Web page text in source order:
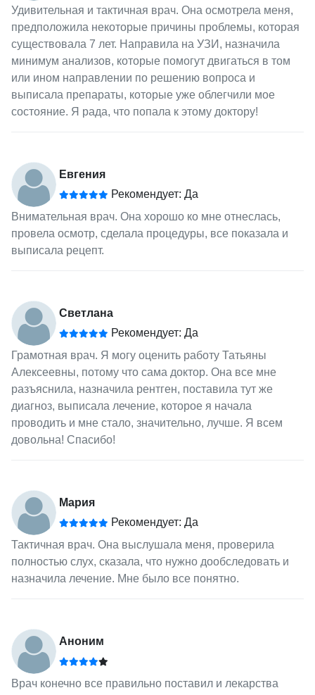
Удивительная и тактичная врач. Она осмотрела меня,
предположила некоторые причины проблемы, которая
существовала 7 лет. Направила на УЗИ, назначила
минимум анализов, которые помогут двигаться в том
или ином направлении по решению вопроса и
выписала препараты, которые уже облегчили мое
состояние. Я рада, что попала к этому доктору!
Евгения
Рекомендует: Да
Внимательная врач. Она хорошо ко мне отнеслась,
провела осмотр, сделала процедуры, все показала и
выписала рецепт.
Светлана
Рекомендует: Да
Грамотная врач. Я могу оценить работу Татьяны
Алексеевны, потому что сама доктор. Она все мне
разъяснила, назначила рентген, поставила тут же
диагноз, выписала лечение, которое я начала
проводить и мне стало, значительно, лучше. Я всем
довольна! Спасибо!
Мария
Рекомендует: Да
Тактичная врач. Она выслушала меня, проверила
полностью слух, сказала, что нужно дообследовать и
назначила лечение. Мне было все понятно.
Аноним
Врач конечно все правильно поставил и лекарства